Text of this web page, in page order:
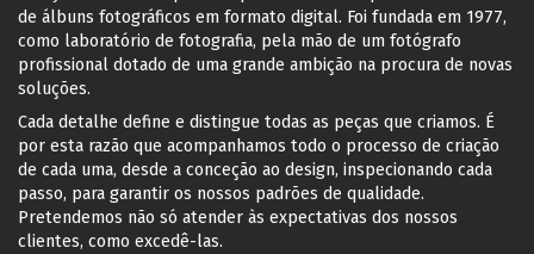
de álbuns fotográficos em formato digital. Foi fundada em 1977,
como laboratório de fotografia, pela mão de um fotógrafo
profissional dotado de uma grande ambição na procura de novas
soluções.
Cada detalhe define e distingue todas as peças que criamos. É
por esta razão que acompanhamos todo o processo de criação
de cada uma, desde a conceção ao design, inspecionando cada
passo, para garantir os nossos padrões de qualidade.
Pretendemos não só atender às expectativas dos nossos
clientes, como excedê-las.